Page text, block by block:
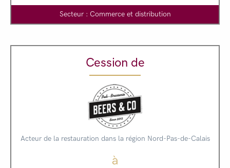
Secteur : Commerce et distribution
Cession de
Acteur de la restauration dans la région Nord-Pas-de-Calais
à